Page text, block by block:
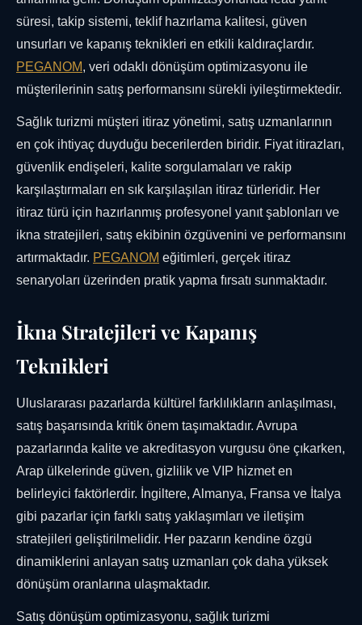
süresi, takip sistemi, teklif hazırlama kalitesi, güven
unsurları ve kapanış teknikleri en etkili kaldıraçlardır.
PEGANOM, veri odaklı dönüşüm optimizasyonu ile
müşterilerinin satış performansını sürekli iyileştirmektedir.
Sağlık turizmi müşteri itiraz yönetimi, satış uzmanlarının
en çok ihtiyaç duyduğu becerilerden biridir. Fiyat itirazları,
güvenlik endişeleri, kalite sorgulamaları ve rakip
karşılaştırmaları en sık karşılaşılan itiraz türleridir. Her
itiraz türü için hazırlanmış profesyonel yanıt şablonları ve
ikna stratejileri, satış ekibinin özgüvenini ve performansını
artırmaktadır. PEGANOM eğitimleri, gerçek itiraz
senaryoları üzerinden pratik yapma fırsatı sunmaktadır.
İkna Stratejileri ve Kapanış
Teknikleri
Uluslararası pazarlarda kültürel farklılıkların anlaşılması,
satış başarısında kritik önem taşımaktadır. Avrupa
pazarlarında kalite ve akreditasyon vurgusu öne çıkarken,
Arap ülkelerinde güven, gizlilik ve VIP hizmet en
belirleyici faktörlerdir. İngiltere, Almanya, Fransa ve İtalya
gibi pazarlar için farklı satış yaklaşımları ve iletişim
stratejileri geliştirilmelidir. Her pazarın kendine özgü
dinamiklerini anlayan satış uzmanları çok daha yüksek
dönüşüm oranlarına ulaşmaktadır.
Satış dönüşüm optimizasyonu, sağlık turizmi